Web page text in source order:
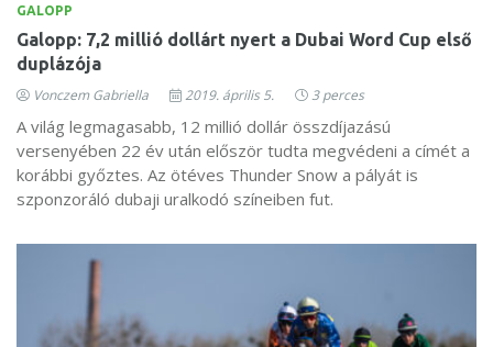
GALOPP
Galopp: 7,2 millió dollárt nyert a Dubai Word Cup első
duplázója
Vonczem Gabriella 2019. április 5. 3 perces
A világ legmagasabb, 12 millió dollár összdíjazású
versenyében 22 év után először tudta megvédeni a címét a
korábbi győztes. Az ötéves Thunder Snow a pályát is
szponzoráló dubaji uralkodó színeiben fut.